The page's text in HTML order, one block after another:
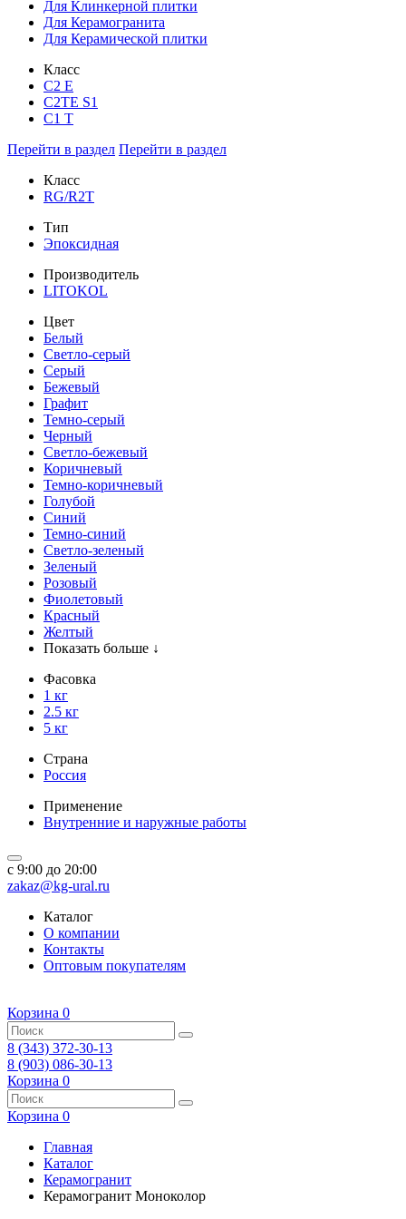
Для Клинкерной плитки
Для Керамогранита
Для Керамической плитки
Класс
С2 Е
C2TE S1
C1 T
Перейти в раздел Перейти в раздел
Класс
RG/R2T
Тип
Эпоксидная
Производитель
LITOKOL
Цвет
Белый
Светло-серый
Серый
Бежевый
Графит
Темно-серый
Черный
Светло-бежевый
Коричневый
Темно-коричневый
Голубой
Синий
Темно-синий
Светло-зеленый
Зеленый
Розовый
Фиолетовый
Красный
Желтый
Показать больше ↓
Фасовка
1 кг
2.5 кг
5 кг
Страна
Россия
Применение
Внутренние и наружные работы
c 9:00 до 20:00
zakaz@kg-ural.ru
Каталог
О компании
Контакты
Оптовым покупателям
Корзина 0
8 (343) 372-30-13
8 (903) 086-30-13
Корзина 0
Корзина 0
Главная
Каталог
Керамогранит
Керамогранит Моноколор